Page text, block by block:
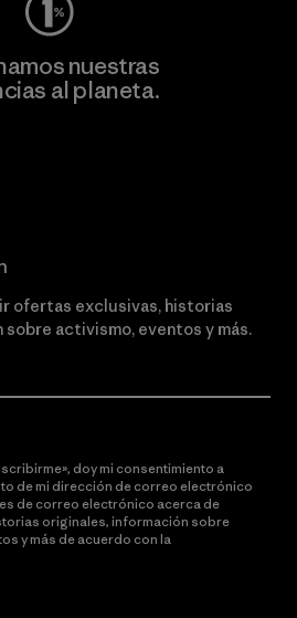
nuestras
al planeta.
ofertas exclusivas, historias
activismo, eventos y más.
doy mi consentimiento a
de mi dirección de correo electrónico
de correo electrónico acerca de
originales, información sobre
y más de acuerdo con la